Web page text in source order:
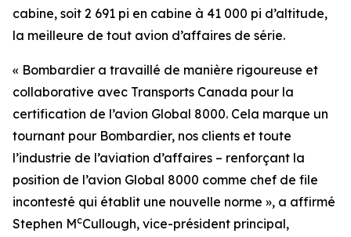
cabine, soit 2 691 pi en cabine à 41 000 pi d’altitude,
la meilleure de tout avion d’affaires de série.
« Bombardier a travaillé de manière rigoureuse et
collaborative avec Transports Canada pour la
certification de l’avion Global 8000. Cela marque un
tournant pour Bombardier, nos clients et toute
l’industrie de l’aviation d’affaires – renforçant la
position de l’avion Global 8000 comme chef de file
incontesté qui établit une nouvelle norme », a affirmé
Stephen McCullough, vice-président principal,